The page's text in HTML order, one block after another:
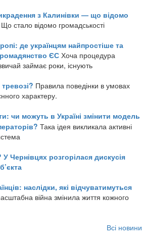
з Калинівки — що відомо
Що стало відомо громадськості
де українцям найпростіше та
ЄС Хоча процедура
займає роки, існують
Правила поведінки в умовах
характеру.
чи можуть в Україні змінити модель
Така ідея викликала активні
Чернівцях розгорілася дискусія
наслідки, які відчуватимуться
війна змінила життя кожного
Всі новини